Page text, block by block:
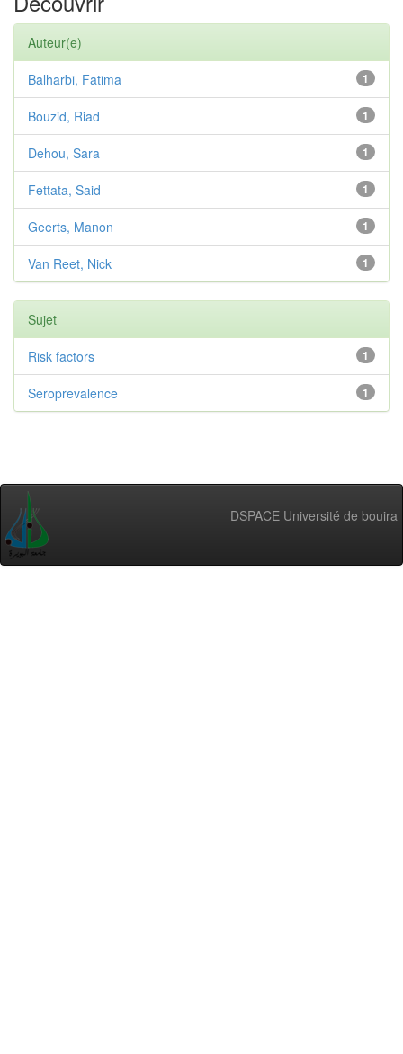
Auteur(e)
1
Balharbi, Fatima
1
Bouzid, Riad
1
Dehou, Sara
1
Fettata, Said
1
Geerts, Manon
1
Van Reet, Nick
Sujet
1
Risk factors
1
Seroprevalence
DSPACE Université de bouira